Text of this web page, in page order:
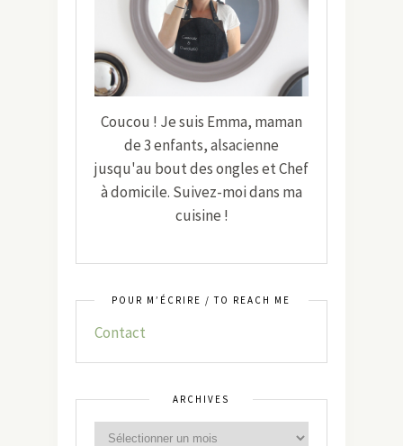
Coucou ! Je suis Emma, maman
de 3 enfants, alsacienne
jusqu'au bout des ongles et Chef
à domicile. Suivez-moi dans ma
cuisine !
POUR M’ÉCRIRE / TO REACH ME
Contact
ARCHIVES